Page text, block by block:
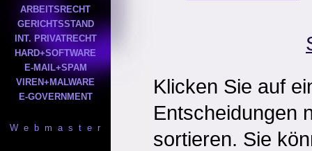
ARBEITSRECHT
GERICHTSSTAND
INT. PRIVATRECHT
HARD+SOFTWARE
E-MAIL+SPAM
VIREN+MALWARE
E-GOVERNMENT
W e b m a s t e r
Klicken Sie auf
Entscheidungen
sortieren. Sie